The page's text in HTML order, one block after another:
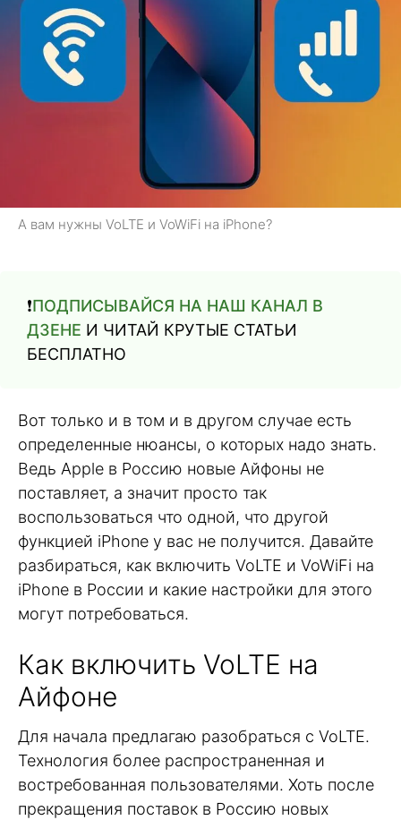
А вам нужны VoLTE и VoWiFi на iPhone?
❗️ПОДПИСЫВАЙСЯ НА НАШ КАНАЛ В
ДЗЕНЕ И ЧИТАЙ КРУТЫЕ СТАТЬИ
БЕСПЛАТНО
Вот только и в том и в другом случае есть
определенные нюансы, о которых надо знать.
Ведь Apple в Россию новые Айфоны не
поставляет, а значит просто так
воспользоваться что одной, что другой
функцией iPhone у вас не получится. Давайте
разбираться, как включить VoLTE и VoWiFi на
iPhone в России и какие настройки для этого
могут потребоваться.
Как включить VoLTE на
Айфоне
Для начала предлагаю разобраться с VoLTE.
Технология более распространенная и
востребованная пользователями. Хоть после
прекращения поставок в Россию новых